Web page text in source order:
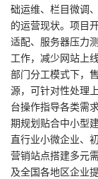
础运维、栏目微调
的运营现状。项目
适配、服务器压力
工作，减少网站上
部门分工模式下，
源，可针对性处理
台操作指导各类需
期规划贴合中小型
直行业小微企业、
营销站点搭建多元
及全国各地区企业